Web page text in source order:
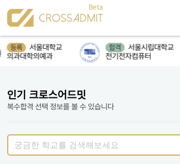
등록
서울대학교
의과대학의예과
합격
서울시립대학교
전기전자컴퓨터
인기 크로스어드밋
복수합격 선택 정보를 볼 수 있습니다